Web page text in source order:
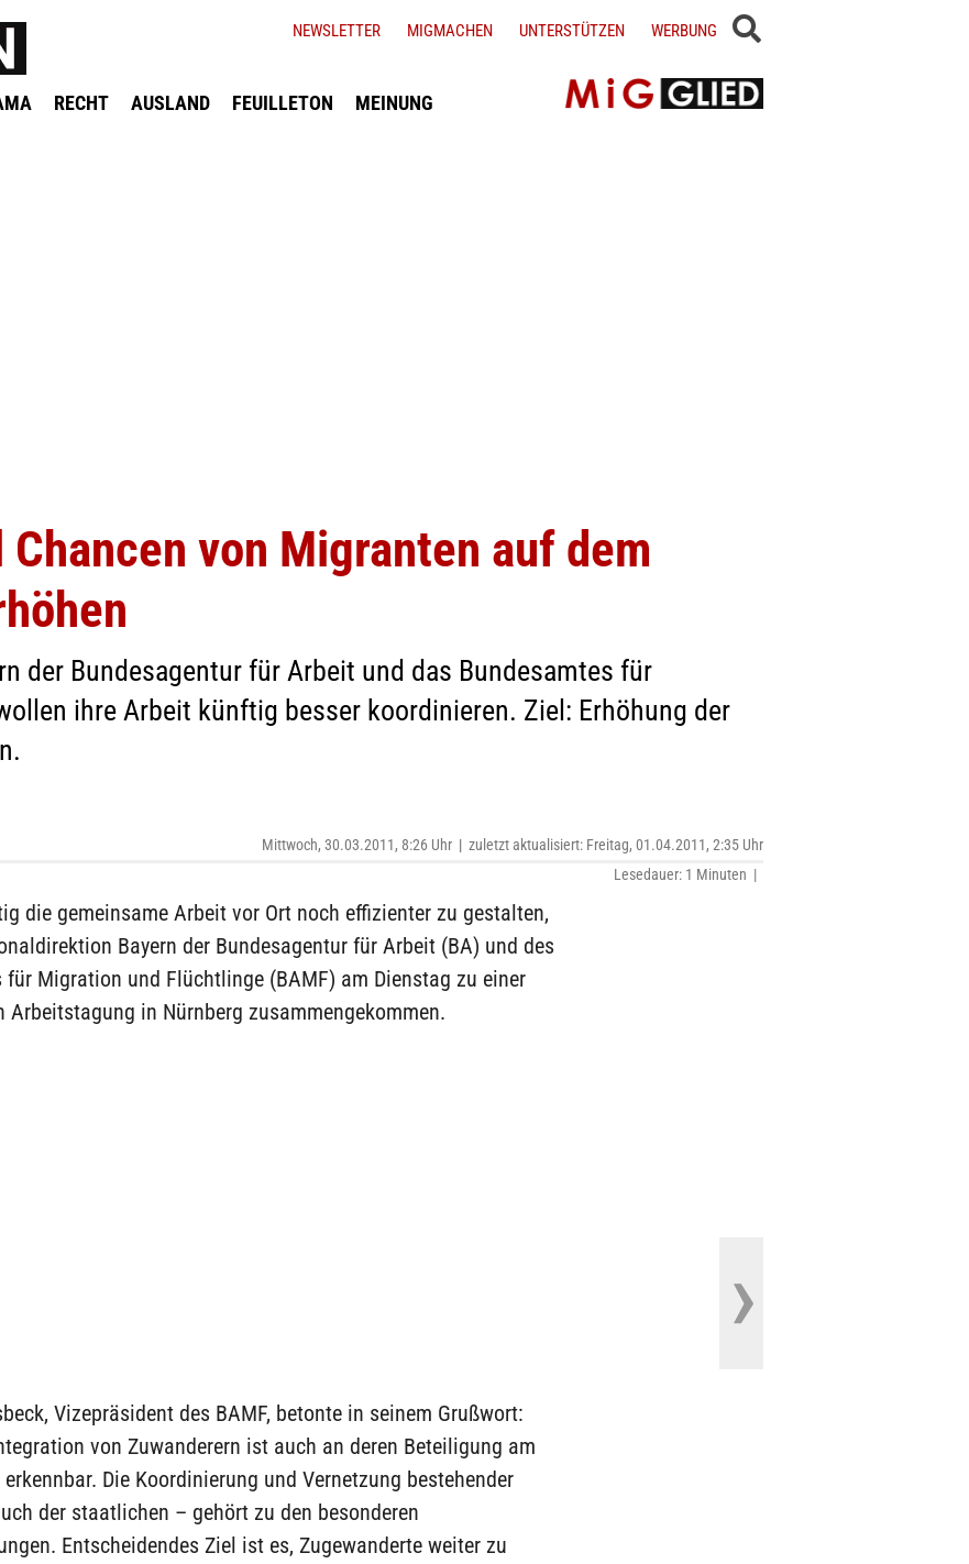
RECHT AUSLAND FEUILLETON MEINUNG
NEWSLETTER MIGMACHEN UNTERSTÜTZEN WERBUNG
von Migranten auf dem
der Bundesagentur für Arbeit und das Bundesamtes für
ihre Arbeit künftig besser koordinieren. Ziel: Erhöhung der
Mittwoch, 30.03.2011, 8:26 Uhr | zuletzt aktualisiert: Freitag, 01.04.2011, 2:35 Uhr
Lesedauer: 1 Minuten |
die gemeinsame Arbeit vor Ort noch effizienter zu gestalten,
Bayern der Bundesagentur für Arbeit (BA) und des
für Migration und Flüchtlinge (BAMF) am Dienstag zu einer
Arbeitstagung in Nürnberg zusammengekommen.
Vizepräsident des BAMF, betonte in seinem Grußwort:
von Zuwanderern ist auch an deren Beteiligung am
erkennbar. Die Koordinierung und Vernetzung bestehender
der staatlichen – gehört zu den besonderen
Entscheidendes Ziel ist es, Zugewanderte weiter zu